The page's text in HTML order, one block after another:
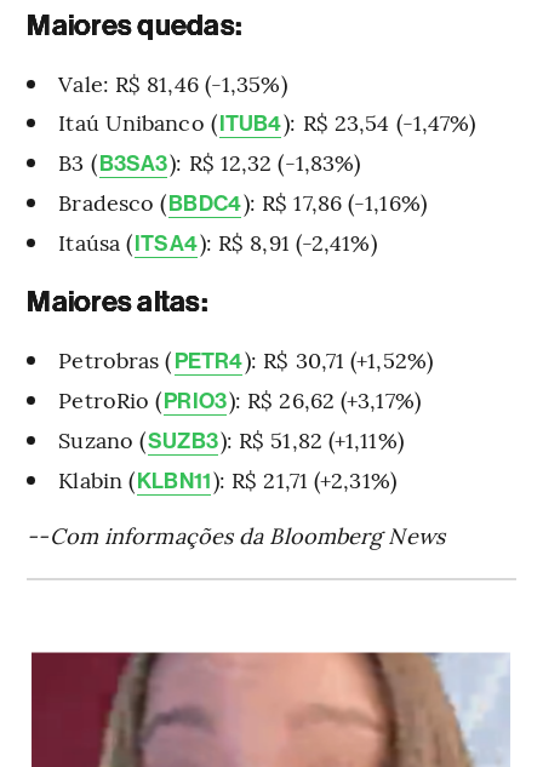
Maiores quedas:
Vale: R$ 81,46 (-1,35%)
Itaú Unibanco (ITUB4): R$ 23,54 (-1,47%)
B3 (B3SA3): R$ 12,32 (-1,83%)
Bradesco (BBDC4): R$ 17,86 (-1,16%)
Itaúsa (ITSA4): R$ 8,91 (-2,41%)
Maiores altas:
Petrobras (PETR4): R$ 30,71 (+1,52%)
PetroRio (PRIO3): R$ 26,62 (+3,17%)
Suzano (SUZB3): R$ 51,82 (+1,11%)
Klabin (KLBN11): R$ 21,71 (+2,31%)
--Com informações da Bloomberg News